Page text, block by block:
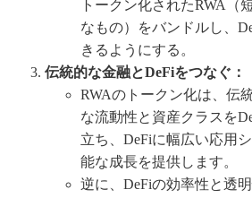
トークン化されたRWA（
なもの）をバンドルし、
きるようにする。
伝統的な金融とDeFiをつなぐ：
RWAのトークン化は、伝
な流動性と資産クラスを
立ち、DeFiに幅広い応用
能な成長を提供します。
逆に、DeFiの効率性と透